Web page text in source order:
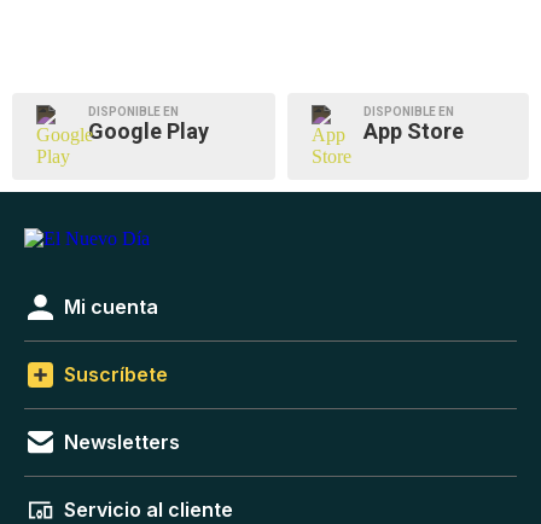
DISPONIBLE EN
Google Play
DISPONIBLE EN
App Store
Mi cuenta
Suscríbete
Newsletters
Servicio al cliente